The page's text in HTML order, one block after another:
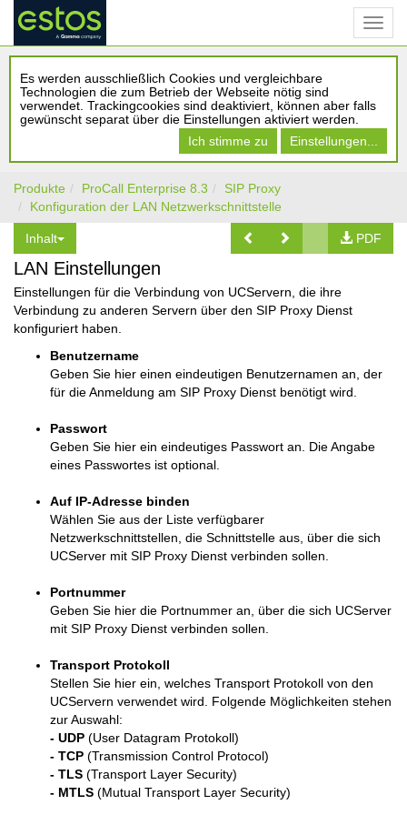
Es werden ausschließlich Cookies und vergleichbare
Technologien die zum Betrieb der Webseite nötig sind
verwendet. Trackingcookies sind deaktiviert, können aber falls
gewünscht separat über die Einstellungen aktiviert werden.
Ich stimme zu
Einstellungen...
Produkte ProCall Enterprise 8.3
SIP Proxy
Konfiguration der LAN Netzwerkschnittstelle
Inhalt PDF
LAN Einstellungen
Einstellungen für die Verbindung von UCServern, die ihre
Verbindung zu anderen Servern über den SIP Proxy Dienst
konfiguriert haben.
Benutzername
Geben Sie hier einen eindeutigen Benutzernamen an, der
für die Anmeldung am SIP Proxy Dienst benötigt wird.
Passwort
Geben Sie hier ein eindeutiges Passwort an. Die Angabe
eines Passwortes ist optional.
Auf IP-Adresse binden
Wählen Sie aus der Liste verfügbarer
Netzwerkschnittstellen, die Schnittstelle aus, über die sich
UCServer mit SIP Proxy Dienst verbinden sollen.
Portnummer
Geben Sie hier die Portnummer an, über die sich UCServer
mit SIP Proxy Dienst verbinden sollen.
Transport Protokoll
Stellen Sie hier ein, welches Transport Protokoll von den
UCServern verwendet wird. Folgende Möglichkeiten stehen
zur Auswahl:
- UDP (User Datagram Protokoll)
- TCP (Transmission Control Protocol)
- TLS (Transport Layer Security)
- MTLS (Mutual Transport Layer Security)